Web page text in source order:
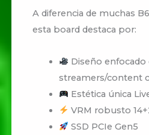
A diferencia de muchas
esta board destaca por:
Diseño enfocado
streamers/content
Estética única
VRM robusto
SSD PCIe Gen5